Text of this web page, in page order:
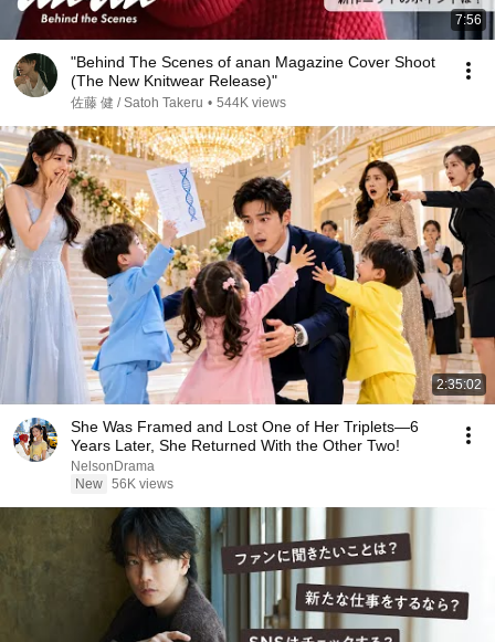
7:56
"Behind The Scenes of anan Magazine Cover Shoot
(The New Knitwear Release)"
佐藤 健 / Satoh Takeru • 544K views
2:35:02
She Was Framed and Lost One of Her Triplets—6
Years Later, She Returned With the Other Two!
NelsonDrama
New 56K views